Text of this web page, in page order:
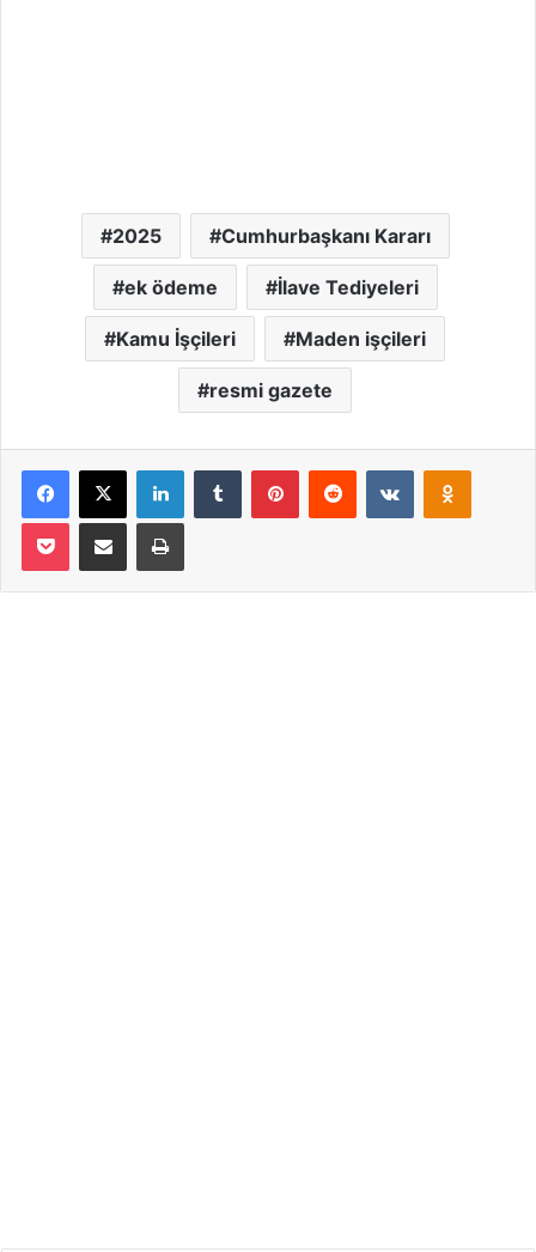
2025 Cumhurbaşkanı Kararı
ek ödeme İlave Tediyeleri
Kamu İşçileri Maden işçileri
resmi gazete